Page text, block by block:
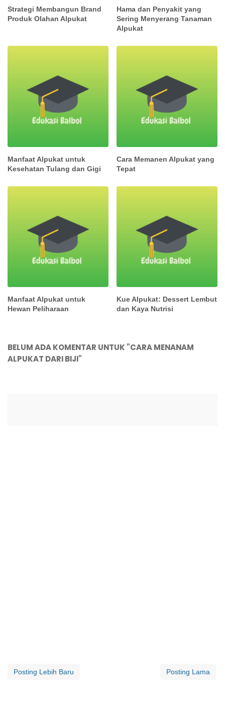
Strategi Membangun Brand
Produk Olahan Alpukat
Hama dan Penyakit yang
Sering Menyerang Tanaman
Alpukat
Manfaat Alpukat untuk
Kesehatan Tulang dan Gigi
Cara Memanen Alpukat yang
Tepat
Manfaat Alpukat untuk
Hewan Peliharaan
Kue Alpukat: Dessert Lembut
dan Kaya Nutrisi
BELUM ADA KOMENTAR UNTUK "CARA MENANAM
ALPUKAT DARI BIJI"
Posting Lebih Baru Posting Lama